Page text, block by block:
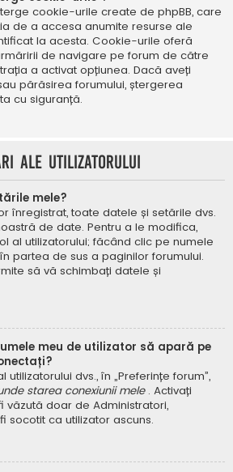
cookie-urile create de phpBB, care
de a accesa anumite resurse ale
la acesta. Cookie-urile oferă
de navigare pe forum de către
a activat opțiunea. Dacă aveți
părăsirea forumului, ștergerea
cu siguranță.
ale utilizatorului
mele?
înregistrat, toate datele și setările dvs.
de date. Pentru a le modifica,
al utilizatorului; făcând clic pe numele
partea de sus a paginilor forumului.
să vă schimbați datele și
meu de utilizator să apară pe
dvs., în „Preferințe forum”,
starea conexiunii mele . Activați
văzută doar de Administratori,
socotit ca utilizator ascuns.